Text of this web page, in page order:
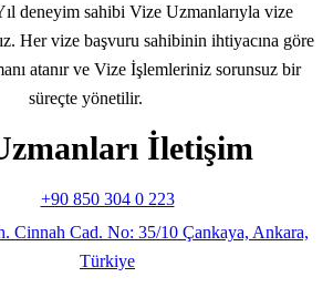
deneyim sahibi Vize Uzmanlarıyla vize
Her vize başvuru sahibinin ihtiyacına göre
atanır ve Vize İşlemleriniz sorunsuz bir
süreçte yönetilir.
İletişim
+90 850 304 0 223
Cinnah Cad. No: 35/10 Çankaya, Ankara,
Türkiye